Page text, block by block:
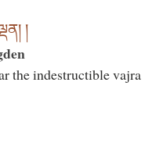
།
the indestructible vajra